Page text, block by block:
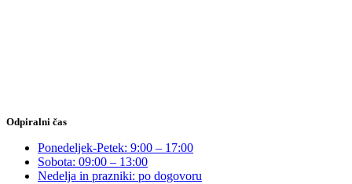
Odpiralni čas
Ponedeljek-Petek: 9:00 – 17:00
Sobota: 09:00 – 13:00
Nedelja in prazniki: po dogovoru